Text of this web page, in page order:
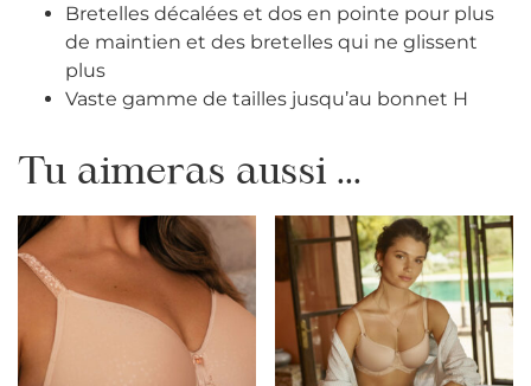
Bretelles décalées et dos en pointe pour plus
de maintien et des bretelles qui ne glissent
plus
Vaste gamme de tailles jusqu’au bonnet H
Tu aimeras aussi ...